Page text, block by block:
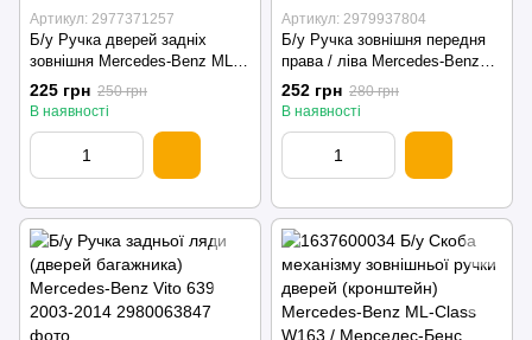
Артикул: 2977371257
Б/у Ручка дверей задніх
зовнішня Mercedes-Benz ML
W163 (270) 1998-2005
225 грн 250 грн
В наявності
Артикул: 2979937804
Б/у Ручка зовнішня передня
права / ліва Mercedes-Benz
ML W163 (270) 1998-2005
252 грн 280 грн
В наявності